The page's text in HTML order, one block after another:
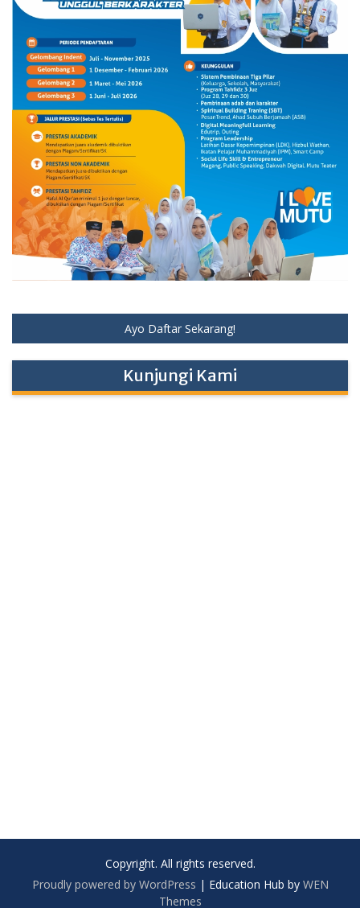
Ayo Daftar Sekarang!
Kunjungi Kami
Copyright. All rights reserved.
Proudly powered by WordPress | Education Hub by WEN
Themes